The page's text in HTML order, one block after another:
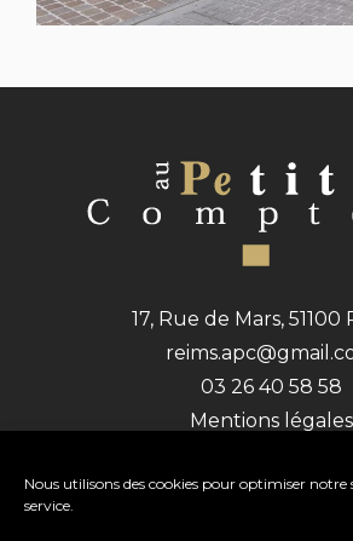
Nous utilisons des cookies pour optimiser
service.
17, Rue de Mars, 51100
03 26 40 58 58
Mentions légales